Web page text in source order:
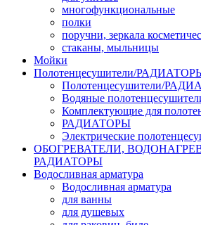
многофункциональные
полки
поручни, зеркала
стаканы, мыльницы
Мойки
Полотенцесушители/
Полотенцесушители/
Водяные
Комплектующие для
РАДИАТОРЫ
Электрические
ОБОГРЕВАТЕЛИ,
РАДИАТОРЫ
Водосливная арматура
Водосливная арматура
для ванны
для душевых